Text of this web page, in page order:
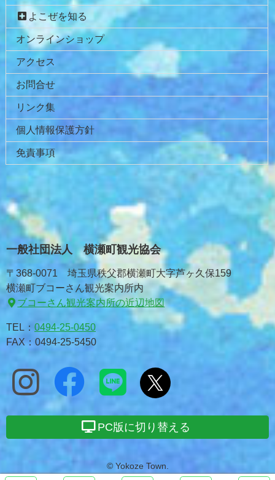
戻
よこぜを知る
オンラインショップ
アクセス
お問合せ
リンク集
個人情報保護方針
免責事項
一般社団法人 横瀬町観光協会
〒368-0071 埼玉県秩父郡横瀬町大字芦ヶ久保159
横瀬町ブコーさん観光案内所内
ブコーさん観光案内所の近辺地図
TEL： 0494-25-0450
FAX：0494-25-5450
PC版に切り替える
© Yokoze Town.